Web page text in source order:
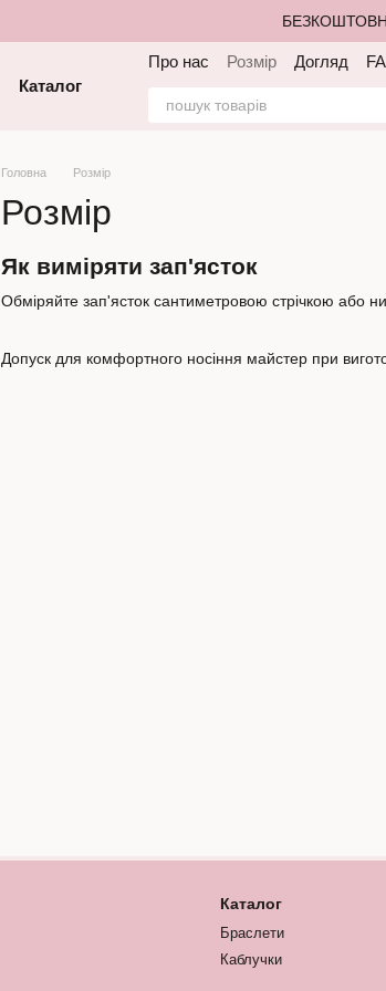
Каталог
Про нас Розмір Догляд
Головна Розмір
Розмір
Як виміряти зап'ясток
Обміряйте зап'ясток сантиметровою стрічкою або
Допуск для комфортного носіння майстер при
Каталог
Браслети
Каблучки